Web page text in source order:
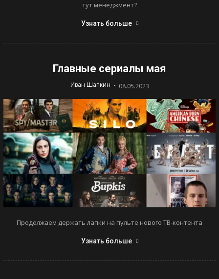
тут менеджмент?
Узнать больше
Главные сериалы мая
Иван Шапкин - 08.05.2023
Продолжаем держать лапки на пульте нового ТВ-контента
Узнать больше